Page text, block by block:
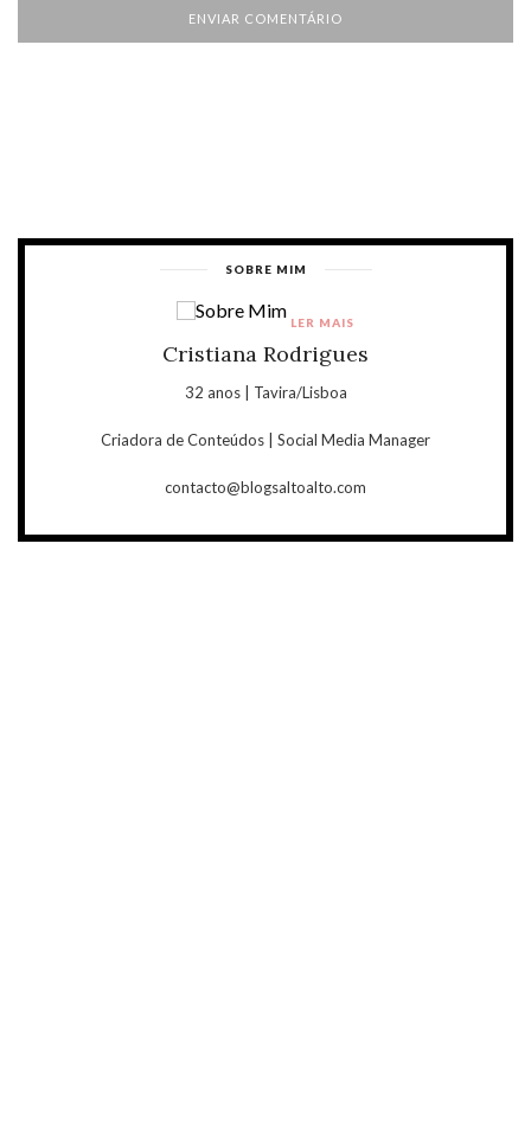
SOBRE MIM
Cristiana Rodrigues
32 anos | Tavira/Lisboa
Criadora de Conteúdos | Social Media Manager
contacto@blogsaltoalto.com
LER MAIS